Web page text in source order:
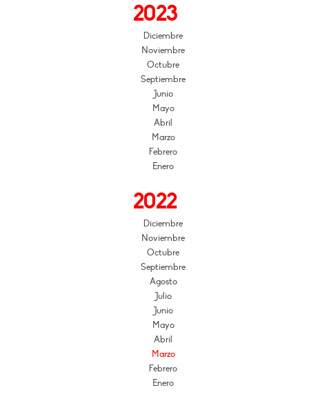
2023
Diciembre
Noviembre
Octubre
Septiembre
Junio
Mayo
Abril
Marzo
Febrero
Enero
2022
Diciembre
Noviembre
Octubre
Septiembre
Agosto
Julio
Junio
Mayo
Abril
Marzo
Febrero
Enero